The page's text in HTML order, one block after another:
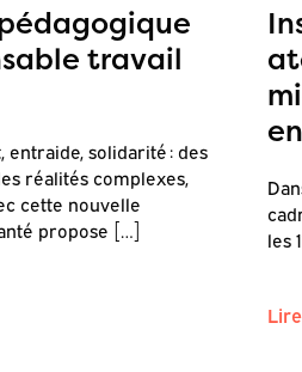
travail
entraide, solidarité : des
réalités complexes,
cette nouvelle
propose […]
les